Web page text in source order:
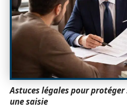
Astuces légales pour
une saisie